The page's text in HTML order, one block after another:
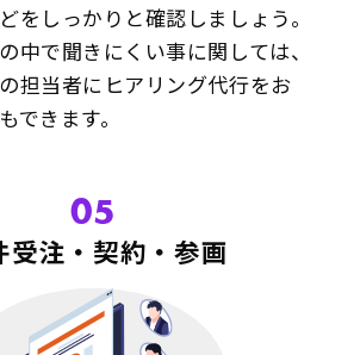
をしっかりと確認しましょう。
中で聞きにくい事に関しては、
担当者にヒアリング代行をお
できます。
05
受注・契約・参画